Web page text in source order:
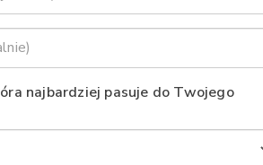
najbardziej pasuje do Twojego